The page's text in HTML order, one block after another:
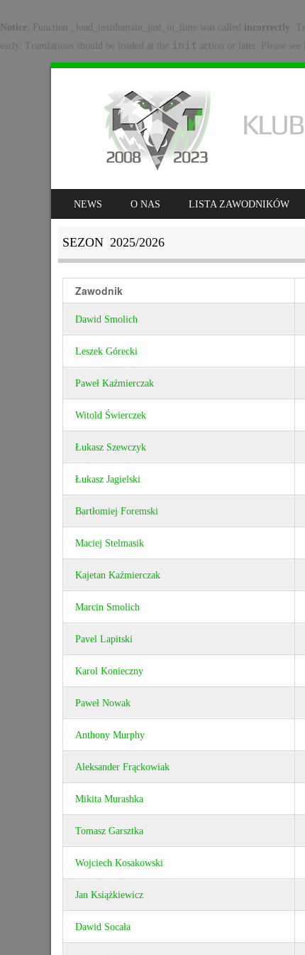
Notice : Function _load_textdomain_just_in_time was called incorrectly .
early. Translations should be loaded at the init action or later. Please see
MENU
SKIP TO CONTENT
NEWS O NAS LISTA ZAWODNIKÓW
SEZON 2025/2026
Zawodnik
Dawid Smolich
Leszek Górecki
Paweł Kaźmierczak
Witold Świerczek
Łukasz Szewczyk
Łukasz Jagielski
Bartłomiej Foremski
Maciej Stelmasik
Kajetan Kaźmierczak
Marcin Smolich
Pavel Lapitski
Karol Konieczny
Paweł Nowak
Anthony Murphy
Aleksander Frąckowiak
Mikita Murashka
Tomasz Garsztka
Wojciech Kosakowski
Jan Książkiewicz
Dawid Socała